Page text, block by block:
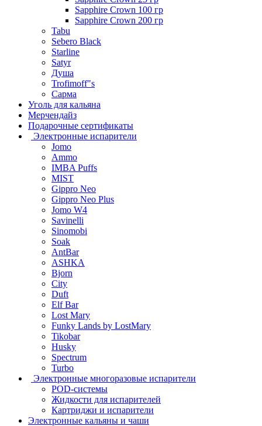
Sapphire Crown 100 гр
Sapphire Crown 200 гр
Tabu
Sebero Black
Starline
Satyr
Душа
Trofimoff"s
Сарма
Уголь для кальяна
Мерчендайз
Подарочные сертификаты
Электронные испарители
Jomo
Ammo
IMBA Puffs
MIST
Gippro Neo
Gippro Neo Plus
Jomo W4
Savinelli
Sinomobi
Soak
AntBar
ASHKA
Bjorn
City
Duft
Elf Bar
Lost Mary
Funky Lands by LostMary
Tikobar
Husky
Spectrum
Turbo
Электронные многоразовые испарители
POD-системы
Жидкости для испарителей
Картриджи и испарители
Электронные кальяны и чаши